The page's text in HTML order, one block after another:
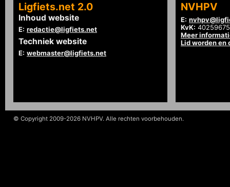
Ligfiets.net 2.0
Inhoud website
E: redactie@ligfiets.net
Techniek website
E: webmaster@ligfiets.net
NVHPV
E:
KvK: 40259675
Meer
Lid worden en
© Copyright 2009-2026 NVHPV. Alle rechten voorbehouden.